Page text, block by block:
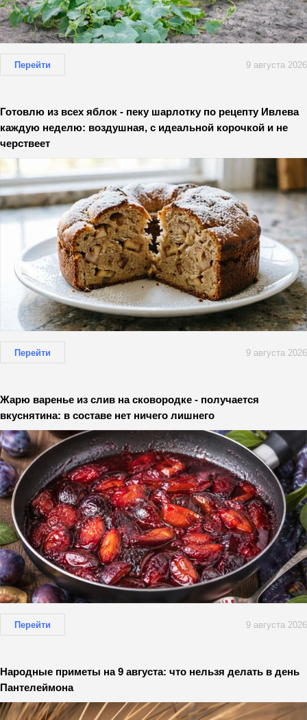
Перейти 9 августа 2026
Готовлю из всех яблок - пеку шарлотку по рецепту Ивлева
каждую неделю: воздушная, с идеальной корочкой и не
черствеет
Перейти 9 августа 2026
Жарю варенье из слив на сковородке - получается
вкуснятина: в составе нет ничего лишнего
Перейти 9 августа 2026
Народные приметы на 9 августа: что нельзя делать в день
Пантелеймона